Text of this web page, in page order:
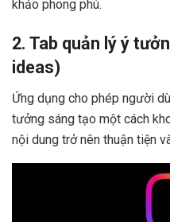
khảo phong phú.
2. Tab quản lý ý
ideas)
Ứng dụng cho phép người
tưởng sáng tạo một cách
nội dung trở nên thuận tiện